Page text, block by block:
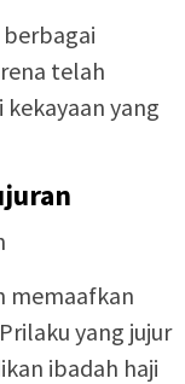
telah
yang
memaafkan
yang jujur
ibadah haji